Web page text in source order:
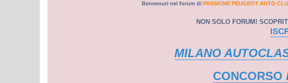
Benvenuti nel forum di PASSIONE PEUGEOT AUTO
NON SOLO FORUM!
MILANO
CONCORSO